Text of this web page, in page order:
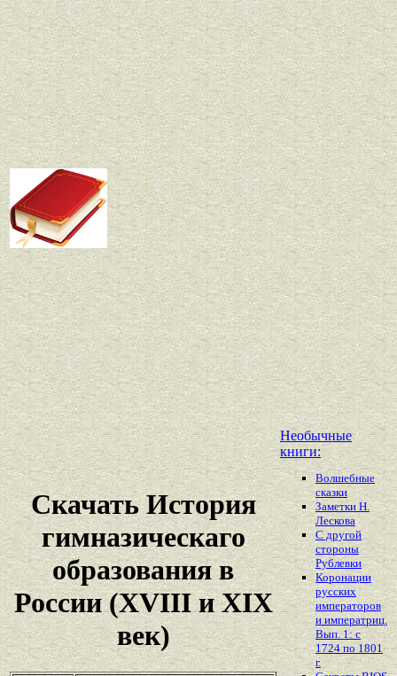
Скачать История
гимназическаго
образования в
России (XVIII и XIX
век)
Необычные
книги:
Волшебные
сказки
Заметки Н.
Лескова
С другой
стороны
Рублевки
Коронации
русских
императоров
и императриц.
Вып. 1: с
1724 по 1801
г.